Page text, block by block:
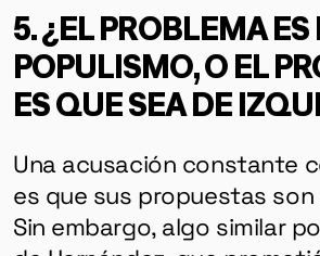
5. ¿EL PROBLEMA ES
POPULISMO, O EL
ES QUE SEA DE
Una acusación constante
es que sus propuestas
Sin embargo, algo similar